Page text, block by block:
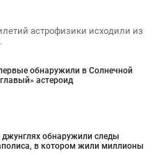
астрофизики исходили из
обнаружили в Солнечной
астероид
обнаружили следы
в котором жили миллионы